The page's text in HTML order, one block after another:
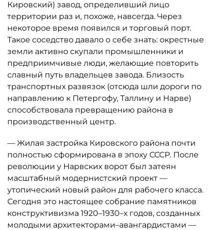
Кировский) завод, определивший лицо
территории раз и, похоже, навсегда. Через
некоторое время появился и торговый порт.
Такое соседство давало о себе знать: окрестные
земли активно скупали промышленники и
предприимчивые люди, желающие повторить
славный путь владельцев завода. Близость
транспортных развязок (отсюда шли дороги по
направлению к Петергофу, Таллину и Нарве)
способствовала превращению района в
производственный центр.
— Жилая застройка Кировского района почти
полностью сформирована в эпоху СССР. После
революции у Нарвских ворот был затеян
масштабный модернистский проект —
утопический новый район для рабочего класса.
Сегодня это настоящее собрание памятников
конструктивизма 1920–1930–х годов, созданных
молодыми архитекторами–авангардистами —